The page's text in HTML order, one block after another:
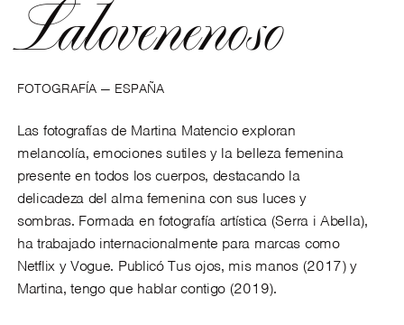
Lalovenenoso
FOTOGRAFÍA — ESPAÑA
Las fotografías de Martina Matencio exploran
melancolía, emociones sutiles y la belleza femenina
presente en todos los cuerpos, destacando la
delicadeza del alma femenina con sus luces y
sombras. Formada en fotografía artística (Serra i Abella),
ha trabajado internacionalmente para marcas como
Netflix y Vogue. Publicó Tus ojos, mis manos (2017) y
Martina, tengo que hablar contigo (2019).